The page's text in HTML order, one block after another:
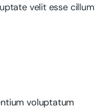
velit esse cillum
voluptatum